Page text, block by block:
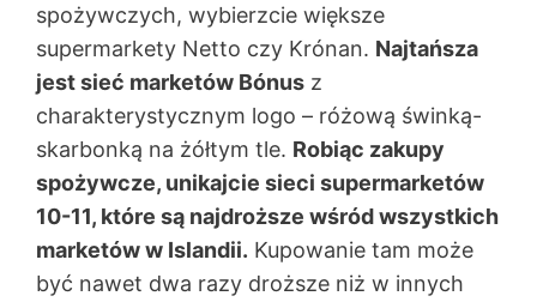
spożywczych, wybierzcie większe
supermarkety Netto czy Krónan. Najtańsza
jest sieć marketów Bónus z
charakterystycznym logo – różową świnką-
skarbonką na żółtym tle. Robiąc zakupy
spożywcze, unikajcie sieci supermarketów
10-11, które są najdroższe wśród wszystkich
marketów w Islandii. Kupowanie tam może
być nawet dwa razy droższe niż w innych